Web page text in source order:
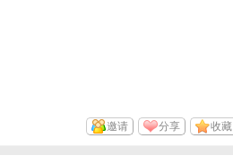
收藏
分享
邀请